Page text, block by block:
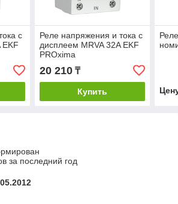
с
EKF
Реле напряжения и тока с
дисплеем MRVA 32A EKF
PROxima
20 210₸
Купить
за последний год